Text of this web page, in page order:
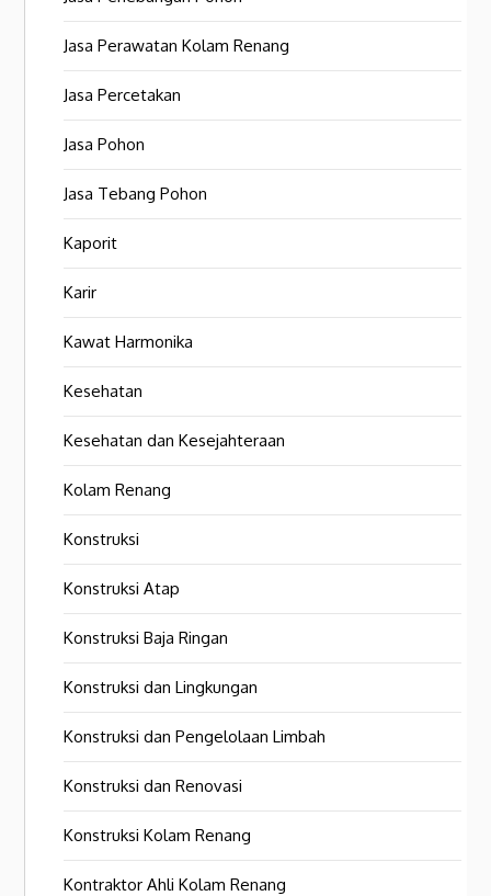
Jasa Perawatan Kolam Renang
Jasa Percetakan
Jasa Pohon
Jasa Tebang Pohon
Kaporit
Karir
Kawat Harmonika
Kesehatan
Kesehatan dan Kesejahteraan
Kolam Renang
Konstruksi
Konstruksi Atap
Konstruksi Baja Ringan
Konstruksi dan Lingkungan
Konstruksi dan Pengelolaan Limbah
Konstruksi dan Renovasi
Konstruksi Kolam Renang
Kontraktor Ahli Kolam Renang